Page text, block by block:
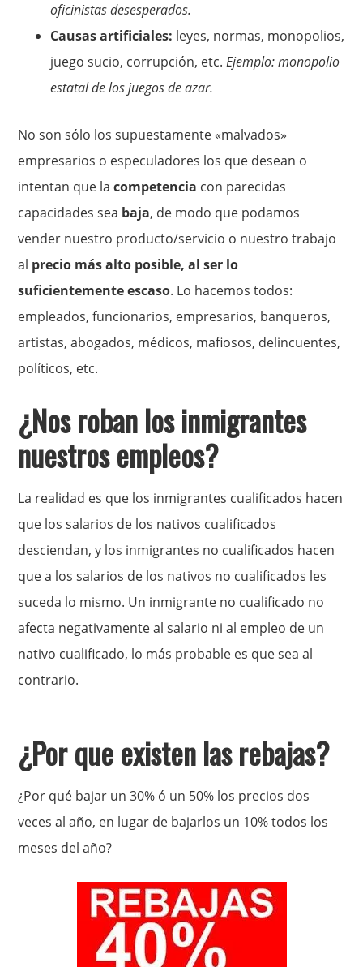
oficinistas desesperados.
Causas artificiales: leyes, normas, monopolios,
juego sucio, corrupción, etc.Ejemplo: monopolio
estatal de los juegos de azar.
No son sólo los supuestamente «malvados»
empresarios o especuladores los que desean o
intentan que lacompetencia con parecidas
capacidades sea baja, de modo que podamos
vender nuestro producto/servicio o nuestro trabajo
al precio más alto posible, al ser lo
suficientemente escaso. Lo hacemos todos:
empleados, funcionarios, empresarios, banqueros,
artistas, abogados, médicos, mafiosos, delincuentes,
políticos, etc.
¿Nos roban los inmigrantes
nuestros empleos?
La realidad es que los inmigrantes cualificados hacen
que los salarios de los nativos cualificados
desciendan, y los inmigrantes no cualificados hacen
que a los salarios de los nativos no cualificados les
suceda lo mismo. Un inmigrante no cualificado no
afecta negativamente al salario ni al empleo de un
nativo cualificado, lo más probable es que sea al
contrario.
¿Por que existen las rebajas?
¿Por qué bajar un 30% ó un 50% los precios dos
veces al año, en lugar de bajarlos un 10% todos los
meses del año?